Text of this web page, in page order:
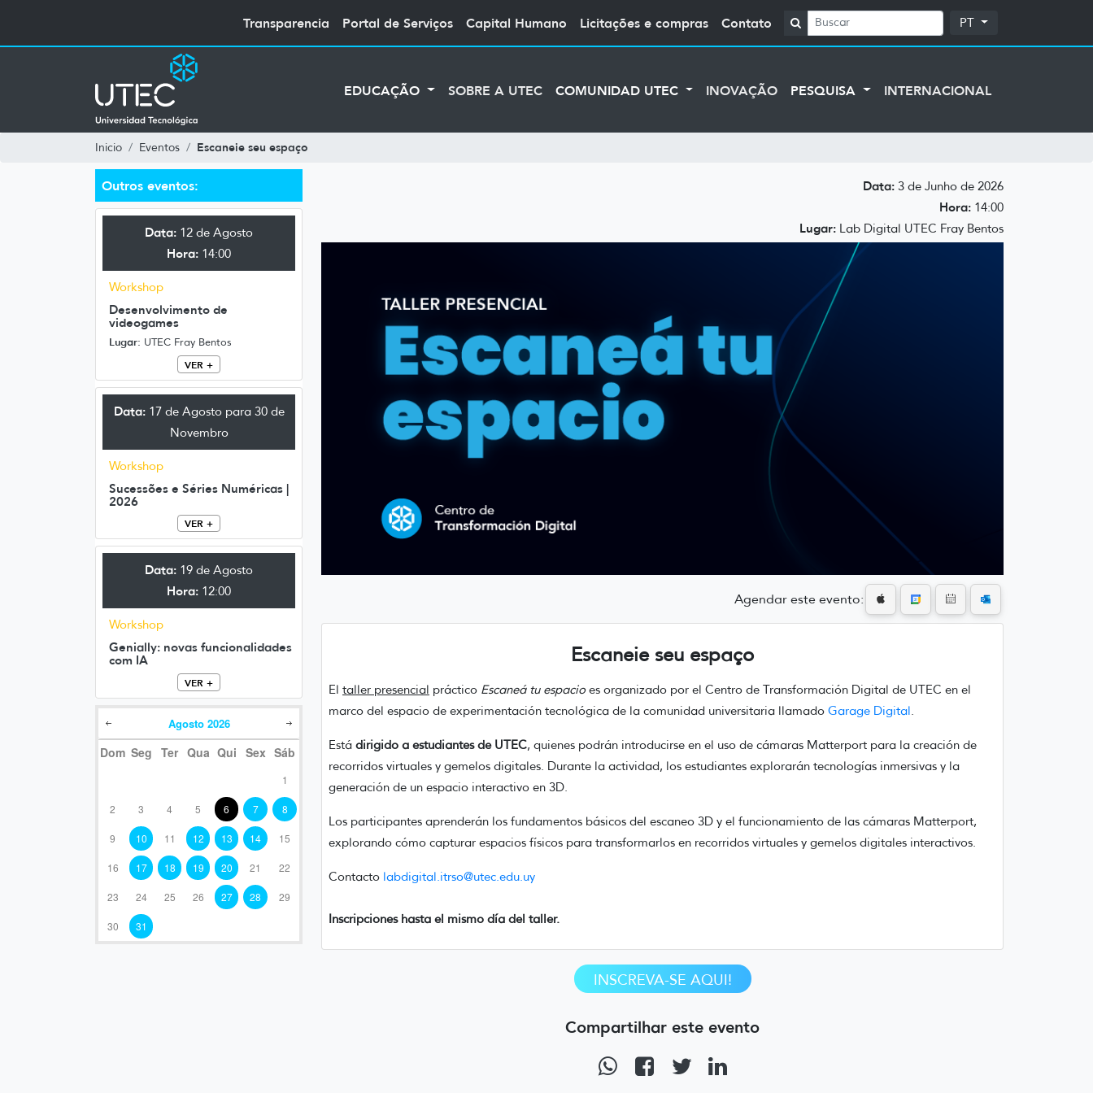
Transparencia Portal de Serviços Capital Humano Licitações e compras Contato PT
EDUCAÇÃO SOBRE A UTEC COMUNIDAD UTEC INOVAÇÃO PESQUISA INTERNACIONAL
Inicio Eventos Escaneie seu espaço
Outros eventos:
Data: 12 de Agosto
Hora: 14:00
Workshop
Desenvolvimento de
videogames
Lugar: UTEC Fray Bentos
VER +
Data:17 de Agosto para 30 de
Novembro
Workshop
Sucessões e Séries Numéricas |
2026
VER +
Data: 19 de Agosto
Hora: 12:00
Workshop
Genially: novas funcionalidades
com IA
VER +
Agosto 2026
Dom Seg Ter Qua Qui Sex Sáb
1
2 3 4 5 6 7 8
9 10 11 12 13 14 15
16 17 18 19 20 21 22
23 24 25 26 27 28 29
30 31
Data: 3 de Junho de 2026
Hora: 14:00
Lugar: Lab Digital UTEC Fray Bentos
Agendar este evento:
Escaneie seu espaço
El taller presencial práctico Escaneá tu espacioes organizado por el Centro de Transformación Digital de UTEC en el
marco del espacio de experimentación tecnológica de la comunidad universitaria llamado Garage Digital.
Está dirigido a estudiantes de UTEC, quienes podrán introducirse en el uso de cámaras Matterport para la creación de
recorridos virtuales y gemelos digitales. Durante la actividad, los estudiantes explorarán tecnologías inmersivas y la
generación de un espacio interactivo en 3D.
Los participantes aprenderán los fundamentos básicos del escaneo 3D y el funcionamiento de las cámaras Matterport,
explorando cómo capturar espacios físicos para transformarlos en recorridos virtuales y gemelos digitales interactivos.
Contacto labdigital.itrso@utec.edu.uy
Inscripciones hasta el mismo día del taller.
INSCREVA-SE AQUI!
Compartilhar este evento